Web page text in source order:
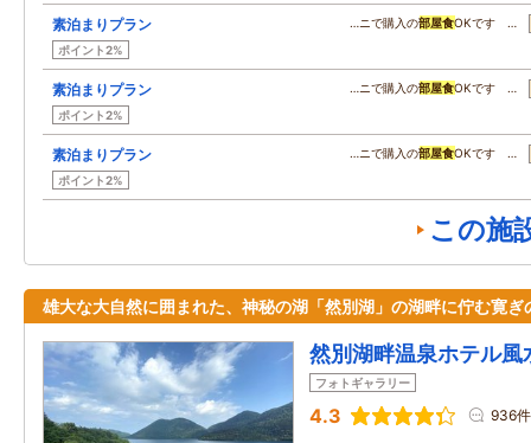
素泊まりプラン
ポイント2%
…ニで購入の部屋食OKです …
素泊まりプラン
ポイント2%
…ニで購入の部屋食OKです …
素泊まりプラン
ポイント2%
…ニで購入の部屋食OKです …
この施
雄大な大自然に囲まれた、神秘の湖「然別湖」の湖畔に佇む寛ぎ
然別湖畔温泉ホテル風
フォトギャラリー
4.3 936件